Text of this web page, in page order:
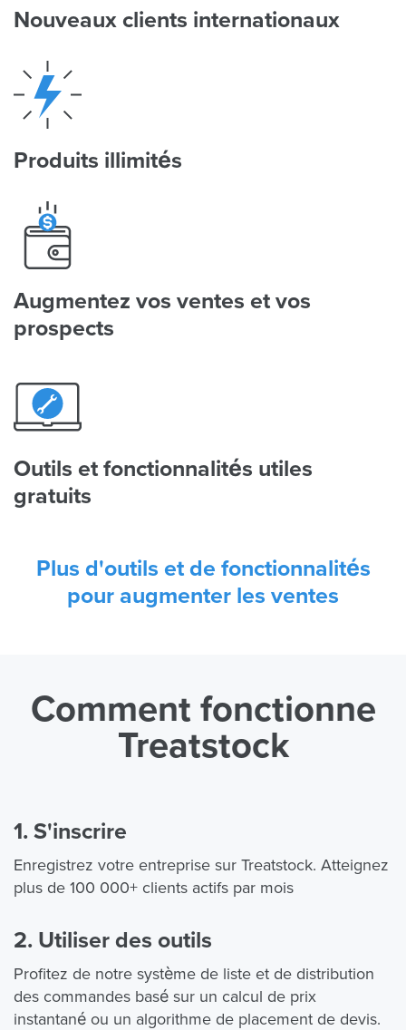
Nouveaux clients internationaux
Produits illimités
Augmentez vos ventes et vos
prospects
Outils et fonctionnalités utiles
gratuits
Plus d'outils et de fonctionnalités
pour augmenter les ventes
Comment fonctionne
Treatstock
1. S'inscrire
Enregistrez votre entreprise sur Treatstock. Atteignez
plus de 100 000+ clients actifs par mois
2. Utiliser des outils
Profitez de notre système de liste et de distribution
des commandes basé sur un calcul de prix
instantané ou un algorithme de placement de devis.